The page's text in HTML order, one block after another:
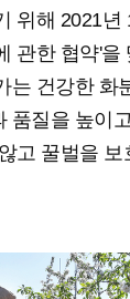
위해 2021년
관한 협약'을
는 건강한 화
품질을 높이
고 꿀벌을